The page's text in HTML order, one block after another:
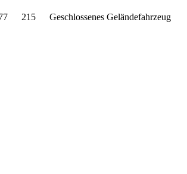
215 Geschlossenes Geländefahrzeug